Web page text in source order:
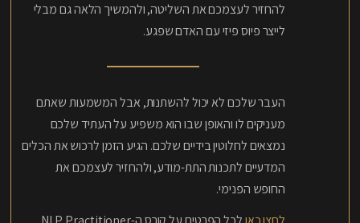
להחזיר לעצמכם את השליטה, ולהמשיך הלאה גם מבלי
לייצר פיוס פיזי עם האדם שפגע.
העבר שלכם לא יכול להשתנות, אבל המשמעות שאתם
מעניקים לו והאופן שבו הוא משפיע על העתיד שלכם
נמצאים לחלוטין בידיים שלכם. הגיע הזמן לרכוש את הכלים
המדעיים לתכנות התת-מודע, ולהחזיר לעצמכם את
החופש הפנימי.